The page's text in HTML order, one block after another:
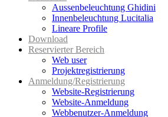
Aussenbeleuchtung Ghidini
Innenbeleuchtung Lucitalia
Lineare Profile
Download
Reservierter Bereich
Web user
Projektregistrierung
Anmeldung/Registrierung
Website-Registrierung
Website-Anmeldung
Webbenutzer-Anmeldung